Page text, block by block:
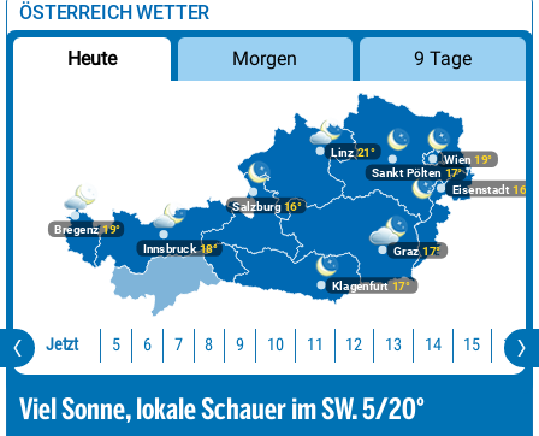
ÖSTERREICH WETTER
Heute Morgen 9 Tage
Bregenz19°
Graz17°
Innsbruck18°
Klagenfurt 17°
Linz21°
Salzburg16°
Wien 19°
Eisenstadt 16°
Sankt Pölten 17°
Jetzt 5 6 7 8 9 10 11 12 13 14 15 16
Viel Sonne, lokale Schauer im SW. 5/20°